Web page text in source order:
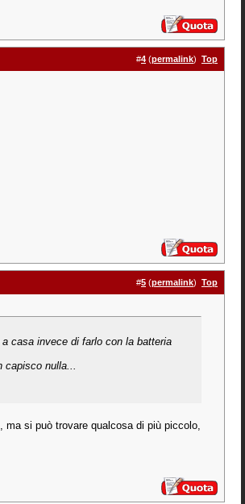
#4 (permalink) Top
#5 (permalink) Top
casa invece di farlo con la batteria
capisco nulla...
ma si può trovare qualcosa di più piccolo,